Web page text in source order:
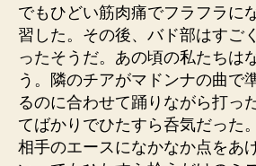
でもひどい筋肉痛でフラフラに
習した。その後、バド部はすご
ったそうだ。あの頃の私たちは
う。隣のチアがマドンナの曲で
るのに合わせて踊りながら打っ
てばかりでひたすら呑気だった
相手のエースになかなか点をあ